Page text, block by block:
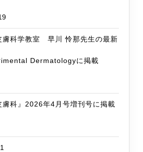
膚科学教室 早川 怜那先生の最新
Dermatologyに掲載
膚科』2026年4月号増刊号に掲載